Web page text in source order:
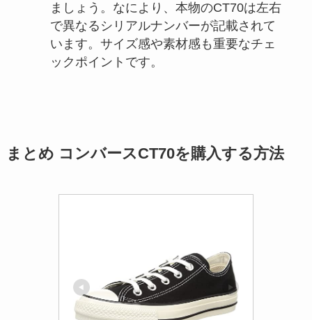
ましょう。なにより、本物のCT70は左右
で異なるシリアルナンバーが記載されて
います。サイズ感や素材感も重要なチェ
ックポイントです。
まとめ コンバースCT70を購入する方法